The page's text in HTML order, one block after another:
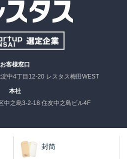
お客様窓口
中4丁目12-20 レスタス梅田WEST
本社
中之島3-2-18 住友中之島ビル4F
封筒